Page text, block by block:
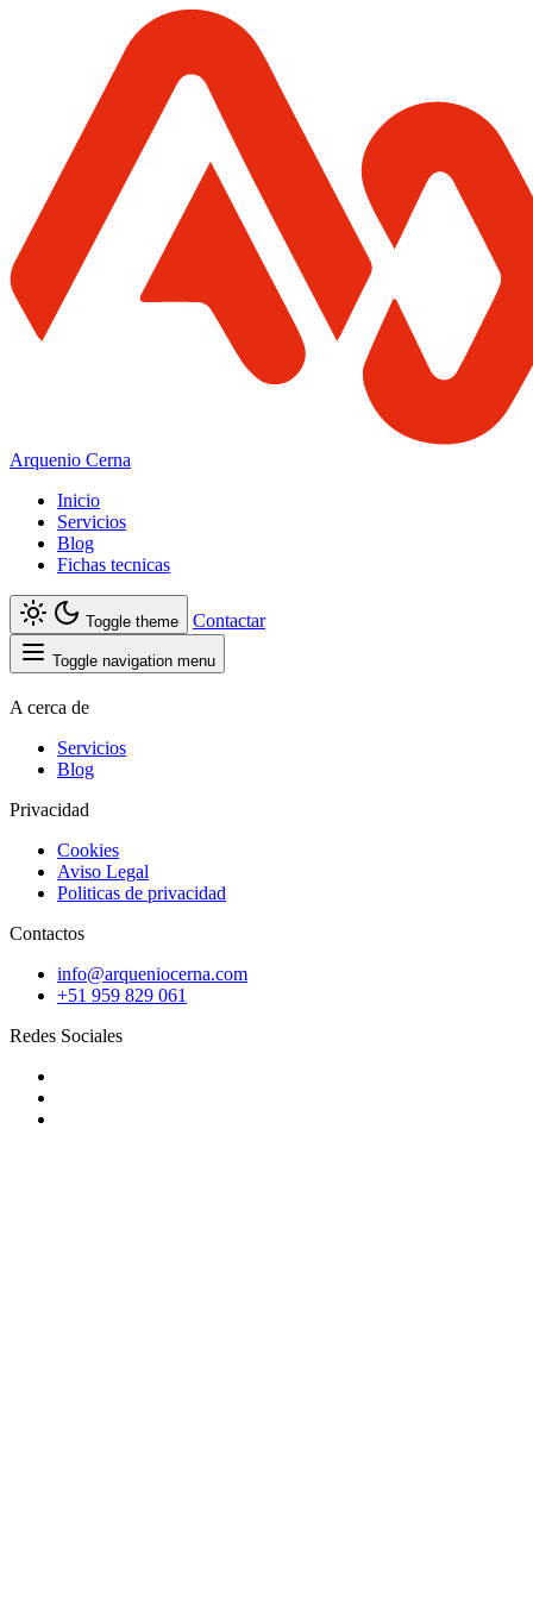
Arquenio Cerna
Inicio
Servicios
Blog
Fichas tecnicas
Toggle theme Contactar
Toggle navigation menu
A cerca de
Servicios
Blog
Privacidad
Cookies
Aviso Legal
Politicas de privacidad
Contactos
info@arqueniocerna.com
+51 959 829 061
Redes Sociales